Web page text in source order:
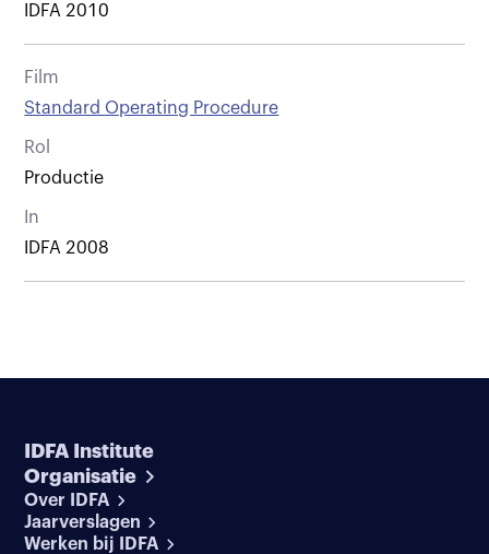
IDFA 2010
Film
Standard Operating Procedure
Rol
Productie
In
IDFA 2008
IDFA Institute
Organisatie
Over IDFA
Jaarverslagen
Werken bij IDFA